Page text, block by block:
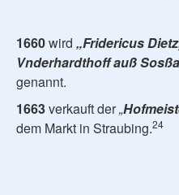
1660wird „Fridericus
Vnderhardthoff auß
genannt.
1663verkauft der„
dem Markt in Straubing.24